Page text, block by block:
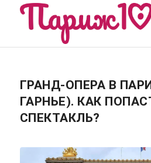
ГРАНД-ОПЕРА В
ГАРНЬЕ). КАК
СПЕКТАКЛЬ?